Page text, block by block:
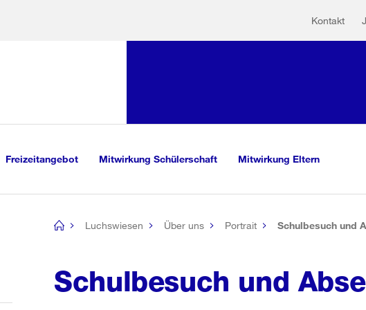
Kontakt
Freizeitangebot Mitwirkung Schülerschaft Mitwirkung Eltern
[no
Luchswiesen Über uns Portrait Schulbesuch und
Schulbesuch und